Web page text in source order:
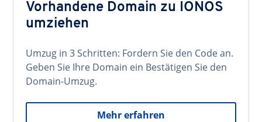
Vorhandene Domain zu IONOS
umziehen
Umzug in 3 Schritten: Fordern Sie den Code an.
Geben Sie Ihre Domain ein Bestätigen Sie den
Domain-Umzug.
Mehr erfahren